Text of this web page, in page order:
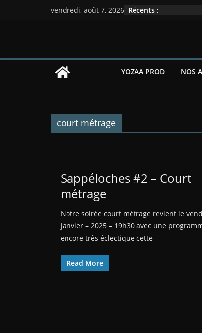
vendredi, août 7, 2026 Récents :
YOZAA PROD NOS
court métrage
Sappéloches #2 – Court
métrage
Notre soirée court métrage revient le
janvier – 2025 – 19h30 avec une
encore très éclectique cette
Read More